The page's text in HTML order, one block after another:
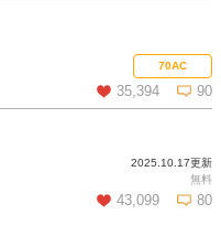
コメントを見る70AC
35,394 90
コメントを見る2025.10.17更新
無料
43,099 80